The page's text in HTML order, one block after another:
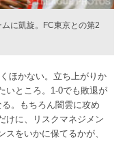
に凱旋。FC東京との第2
ほかない。立ち上がりか
いところ。1-0でも敗退が
。もちろん闇雲に攻め
けに、リスクマネジメン
スをいかに保てるかが、